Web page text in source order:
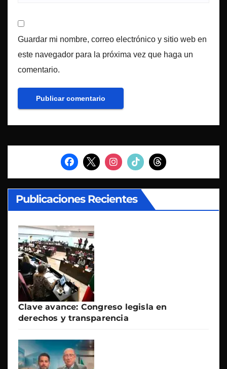
Guardar mi nombre, correo electrónico y sitio web en
este navegador para la próxima vez que haga un
comentario.
Publicaciones Recientes
Clave avance: Congreso legisla en
derechos y transparencia